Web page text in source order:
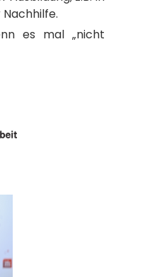
es mal „nicht